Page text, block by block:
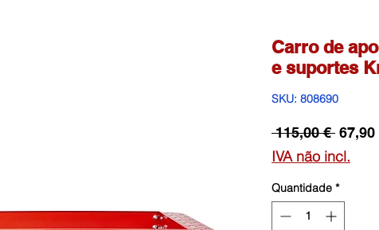
Carro de
e suportes
SKU: 808690
115,00 € Preço
67,90
IVA não incl.
Quantidade *